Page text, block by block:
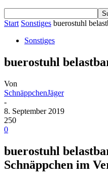
Start Sonstiges buerostuhl
Sonstiges
buerostuhl
Von
SchnäppchenJäger
-
8. September 2019
250
0
buerostuhl
Schnäppchen im